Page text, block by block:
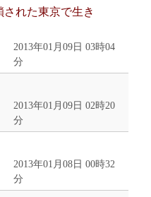
れた東京で生き
2013年01月09日 03時04
分
2013年01月09日 02時20
分
2013年01月08日 00時32
分